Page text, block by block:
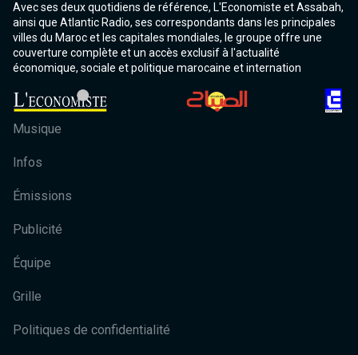
Avec ses deux quotidiens de référence, L'Economiste et Assabah,
ainsi que Atlantic Radio, ses correspondants dans les principales
villes du Maroc et les capitales mondiales, le groupe offre une
couverture complète et un accès exclusif à l'actualité
économique, sociale et politique marocaine et internation
Musique
Infos
Émissions
Publicité
Équipe
Grille
Politiques de confidentialité